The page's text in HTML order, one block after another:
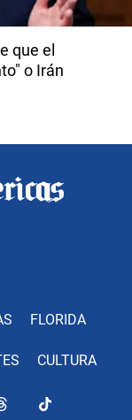
que el
o Irán
FLORIDA
CULTURA